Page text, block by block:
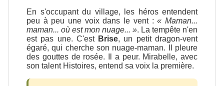
En s'occupant du village, les héros entendent
peu à peu une voix dans le vent :« Maman...
maman... où est mon nuage... ». La tempête n'en
est pas une. C'est Brise, un petit dragon-vent
égaré, qui cherche son nuage-maman. Il pleure
des gouttes de rosée. Il a peur. Mirabelle, avec
son talent Histoires, entend sa voix la première.